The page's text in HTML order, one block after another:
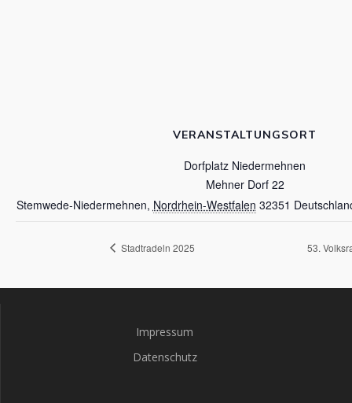
VERANSTALTUNGSORT
Dorfplatz Niedermehnen
Mehner Dorf 22
Stemwede-Niedermehnen, Nordrhein-Westfalen 32351
Stadtradeln 2025 53.
Impressum
Datenschutz